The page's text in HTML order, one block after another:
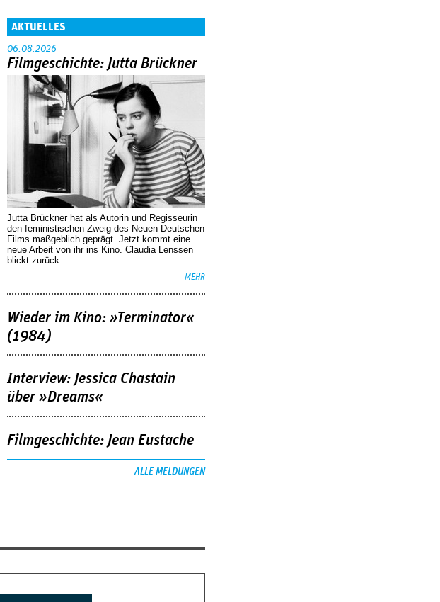
AKTUELLES
06.08.2026
Filmgeschichte: Jutta Brückner
Jutta Brückner hat als Autorin und Regisseurin
den feministischen Zweig des Neuen Deutschen
Films maßgeblich geprägt. Jetzt kommt eine
neue Arbeit von ihr ins Kino. Claudia Lenssen
blickt zurück.
MEHR
Wieder im Kino: »Terminator«
(1984)
Interview: Jessica Chastain
über »Dreams«
Filmgeschichte: Jean Eustache
ALLE MELDUNGEN